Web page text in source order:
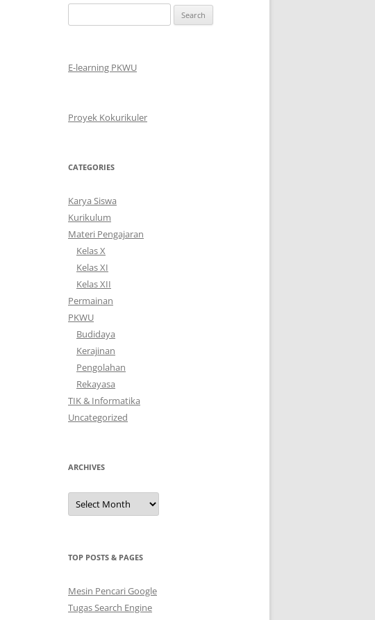
for:
E-learning PKWU
Proyek Kokurikuler
CATEGORIES
Karya Siswa
Kurikulum
Materi Pengajaran
Kelas X
Kelas XI
Kelas XII
Permainan
PKWU
Budidaya
Kerajinan
Pengolahan
Rekayasa
TIK & Informatika
Uncategorized
ARCHIVES
Archives
TOP POSTS & PAGES
Mesin Pencari Google
Tugas Search Engine